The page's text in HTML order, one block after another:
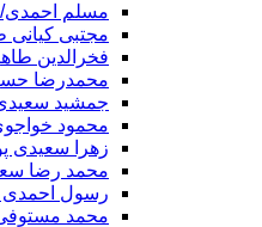
مسلم احمدی/
مجتبی کیانی
فخرالدین
محمدرضا
جمشید سعیدی
محمود
زهرا سعیدی
محمد رضا
رسول احمدی
محمد مستوفی